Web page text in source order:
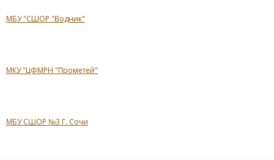
МБУ "СШОР "Водник"
МКУ "ЦФМРН "Прометей"
МБУ СШОР №3 Г. Сочи